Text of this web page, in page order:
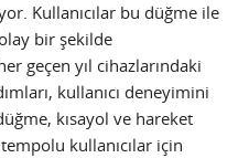
Kullanıcılar bu düğme ile
bir şekilde
geçen yıl cihazlarındaki
kullanıcı deneyimini
kısayol ve hareket
kullanıcılar için